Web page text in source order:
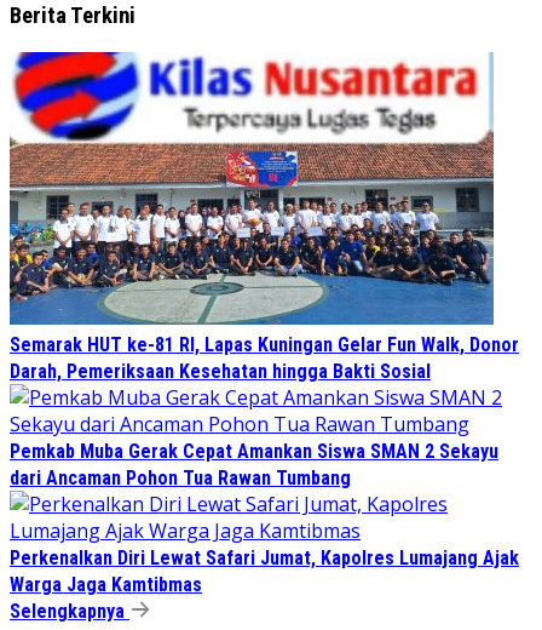
Berita Terkini
Semarak HUT ke-81 RI, Lapas Kuningan Gelar Fun Walk, Donor
Darah, Pemeriksaan Kesehatan hingga Bakti Sosial
Pemkab Muba Gerak Cepat Amankan Siswa SMAN 2 Sekayu
dari Ancaman Pohon Tua Rawan Tumbang
Perkenalkan Diri Lewat Safari Jumat, Kapolres Lumajang Ajak
Warga Jaga Kamtibmas
Selengkapnya